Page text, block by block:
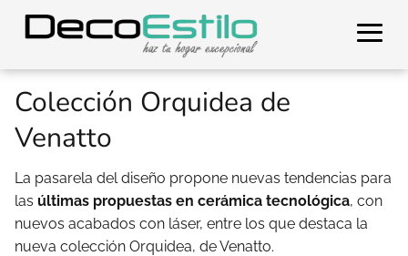
Colección Orquidea de
Venatto
La pasarela del diseño propone nuevas tendencias para
las últimas propuestas en cerámica tecnológica, con
nuevos acabados con láser, entre los que destaca la
nueva colección Orquidea, de Venatto.